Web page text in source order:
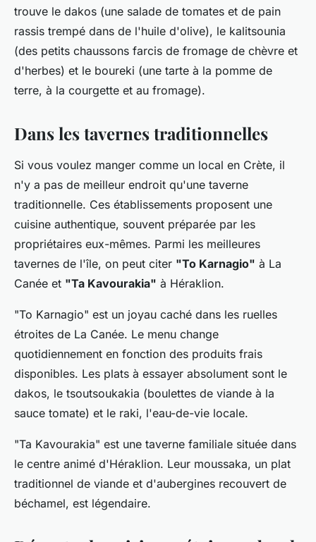
trouve le dakos (une salade de tomates et de pain
rassis trempé dans de l'huile d'olive), le kalitsounia
(des petits chaussons farcis de fromage de chèvre et
d'herbes) et le boureki (une tarte à la pomme de
terre, à la courgette et au fromage).
Dans les tavernes traditionnelles
Si vous voulez manger comme un local en Crète, il
n'y a pas de meilleur endroit qu'une taverne
traditionnelle. Ces établissements proposent une
cuisine authentique, souvent préparée par les
propriétaires eux-mêmes. Parmi les meilleures
tavernes de l'île, on peut citer "To Karnagio" à La
Canée et "Ta Kavourakia" à Héraklion.
"To Karnagio" est un joyau caché dans les ruelles
étroites de La Canée. Le menu change
quotidiennement en fonction des produits frais
disponibles. Les plats à essayer absolument sont le
dakos, le tsoutsoukakia (boulettes de viande à la
sauce tomate) et le raki, l'eau-de-vie locale.
"Ta Kavourakia" est une taverne familiale située dans
le centre animé d'Héraklion. Leur moussaka, un plat
traditionnel de viande et d'aubergines recouvert de
béchamel, est légendaire.